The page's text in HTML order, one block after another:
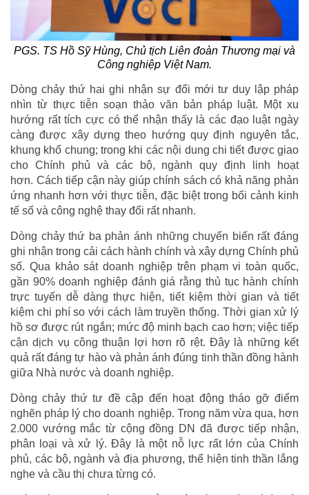
PGS. TS Hồ Sỹ Hùng, Chủ tịch Liên đoàn Thương mại và
Công nghiệp Việt Nam.
Dòng chảy thứ hai ghi nhận sự đổi mới tư duy lập pháp
nhìn từ thực tiễn soạn thảo văn bản pháp luật. Một xu
hướng rất tích cực có thể nhận thấy là các đạo luật ngày
càng được xây dựng theo hướng quy định nguyên tắc,
khung khổ chung; trong khi các nội dung chi tiết được giao
cho Chính phủ và các bộ, ngành quy định linh hoạt
hơn. Cách tiếp cận này giúp chính sách có khả năng phản
ứng nhanh hơn với thực tiễn, đặc biệt trong bối cảnh kinh
tế số và công nghệ thay đổi rất nhanh.
Dòng chảy thứ ba phản ánh những chuyển biến rất đáng
ghi nhận trong cải cách hành chính và xây dựng Chính phủ
số. Qua khảo sát doanh nghiệp trên phạm vi toàn quốc,
gần 90% doanh nghiệp đánh giá rằng thủ tục hành chính
trực tuyến dễ dàng thực hiện, tiết kiệm thời gian và tiết
kiệm chi phí so với cách làm truyền thống. Thời gian xử lý
hồ sơ được rút ngắn; mức độ minh bạch cao hơn; việc tiếp
cận dịch vụ công thuận lợi hơn rõ rệt. Đây là những kết
quả rất đáng tự hào và phản ánh đúng tinh thần đồng hành
giữa Nhà nước và doanh nghiệp.
Dòng chảy thứ tư đề cập đến hoạt động tháo gỡ điểm
nghẽn pháp lý cho doanh nghiệp. Trong năm vừa qua, hơn
2.000 vướng mắc từ cộng đồng DN đã được tiếp nhận,
phân loại và xử lý. Đây là một nỗ lực rất lớn của Chính
phủ, các bộ, ngành và địa phương, thể hiện tinh thần lắng
nghe và cầu thị chưa từng có.